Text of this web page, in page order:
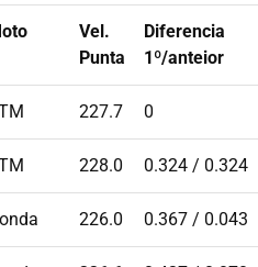
Vel.
Punta
Diferencia
1º/anteior
227.7 0
228.0 0.324 / 0.324
226.0 0.367 / 0.043